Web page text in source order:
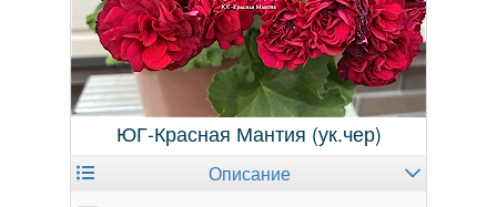
ЮГ-Красная Мантия (ук.чер)
Описание